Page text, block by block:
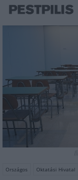
Országos Oktatási Hivatal